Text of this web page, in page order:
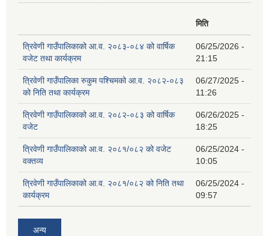
मिति
त्रिवेणी गाउँपालिकाको आ.व. २०८३-०८४ को वार्षिक
वजेट तथा कार्यक्रम
06/25/2026 -
21:15
त्रिवेणी गाउँपालिका रुकुम पश्‍चिमको आ.व. २०८२-०८३
को निति तथा कार्यक्रम
06/27/2025 -
11:26
त्रिवेणी गाउँपालिकाको आ.व. २०८२-०८३ को वार्षिक
वजेट
06/26/2025 -
18:25
त्रिवेणी गाउँपालिकाको आ.व. २०८१/०८२ को वजेट
वक्तव्य
06/25/2024 -
10:05
त्रिवेणी गाउँपालिकाको आ.व. २०८१/०८२ को निति तथा
कार्यक्रम
06/25/2024 -
09:57
अन्य